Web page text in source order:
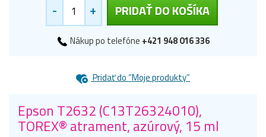
- + PRIDAŤ DO KOŠÍKA
Nákup po telefóne +421 948 016 336
Pridať do “Moje produkty”
Epson T2632 (C13T26324010),
TOREX® atrament, azúrový, 15 ml